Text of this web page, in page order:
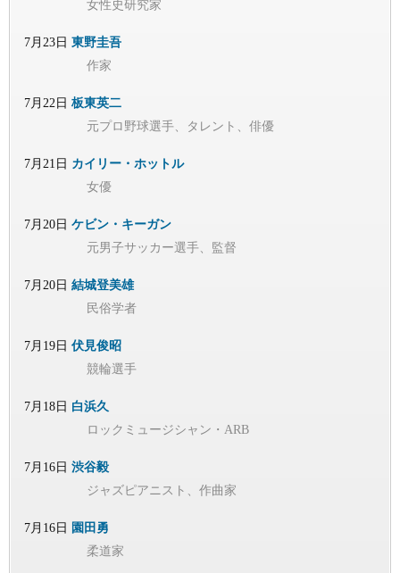
女性史研究家
7月23日 東野圭吾
作家
7月22日 板東英二
元プロ野球選手、タレント、俳優
7月21日 カイリー・ホットル
女優
7月20日 ケビン・キーガン
元男子サッカー選手、監督
7月20日 結城登美雄
民俗学者
7月19日 伏見俊昭
競輪選手
7月18日 白浜久
ロックミュージシャン・ARB
7月16日 渋谷毅
ジャズピアニスト、作曲家
7月16日 園田勇
柔道家